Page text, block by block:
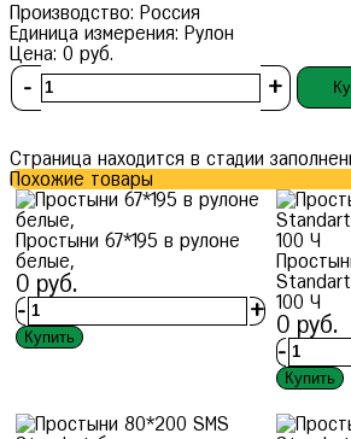
Производство: Россия
Единица измерения: Рулон
Цена: 0 руб.
- +
Страница находится в стадии
Похожие товары
Простыни 67*195 в рулоне
белые,
0руб.
-
+
Купить
100 Ч
0руб.
-
Купить